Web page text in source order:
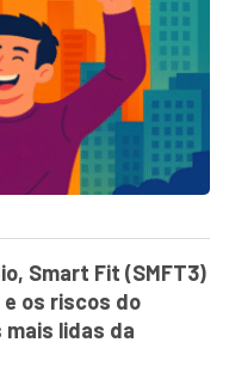
Smart Fit (SMFT3)
os riscos do
mais lidas da